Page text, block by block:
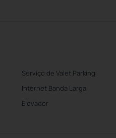
Serviço de Valet Parking
Internet Banda Larga
Elevador